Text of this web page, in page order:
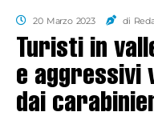
20 Marzo 2023 di
Turisti in
e aggressivi
dai